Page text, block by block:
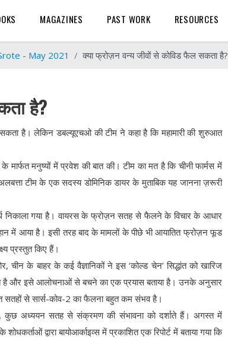
MAGAZINES PAST WORK RESOURCES
- May 2021 क्या फ्रोज़न वन्य जीवों से कोविड फैल सकता है?
है?
है। लेकिन डबल्यूएचओ की टीम ने कहा है कि महामारी की शुरुआत
मार्फत मनुष्यों में प्रवेश की बात की। टीम का मत है कि चीनी फार्मस में
टीम के एक सदस्य डोमिनिक डायर के मुताबिक यह जानना ज़रूरी
निकाला गया है। वायरस के फ्रोज़न सतह से फैलने के विचार के आधार
में आया है। इसी तरह बाद के मामलों के पीछे भी आयातित फ्रोज़न फूड
प्रस्तुत किए हैं।
चीन के बाहर के कई वैज्ञानिकों ने इस ‘कोल्ड चेन’ सिद्धांत को खारिज
है और इसे आलोचनाओं से बचने का एक प्रयास बताया है। उनके अनुसार
सतहों से सार्स-कोव-2 का फैलना बहुत कम संभव है।
कुछ अध्ययन सतह से संक्रमण की संभावना को दर्शाते हैं। अगस्त में
शोधकर्ताओं द्वारा बायोआर्काइव्स में प्रकाशित एक रिपोर्ट में बताया गया कि